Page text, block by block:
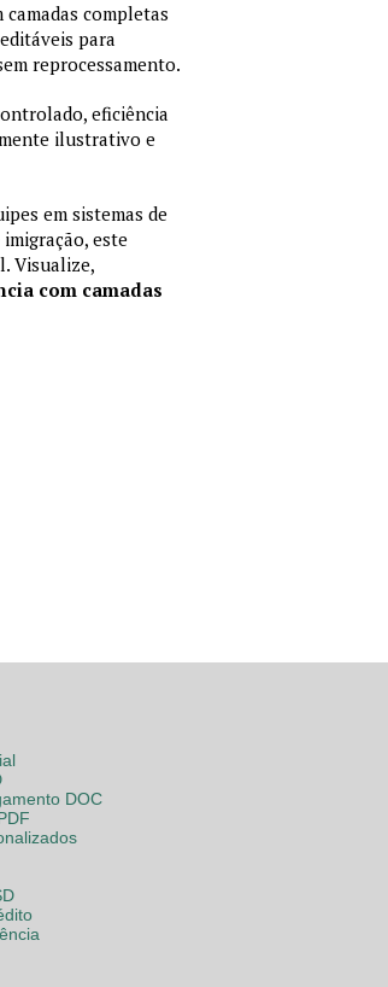
completas
para
reprocessamento.
eficiência
ilustrativo e
em sistemas de
este
Visualize,
com camadas
DOC